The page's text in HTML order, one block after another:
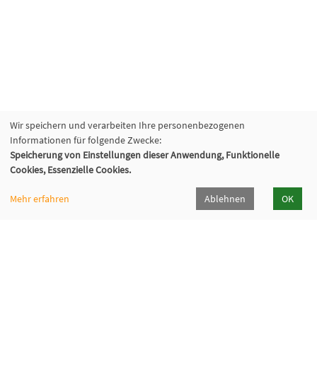
Wir speichern und verarbeiten Ihre personenbezogenen
Informationen für folgende Zwecke:
Speicherung von Einstellungen dieser Anwendung, Funktionelle
Cookies, Essenzielle Cookies.
Mehr erfahren Ablehnen OK